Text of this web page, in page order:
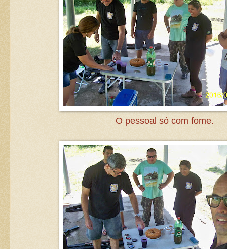
O pessoal só com fome.